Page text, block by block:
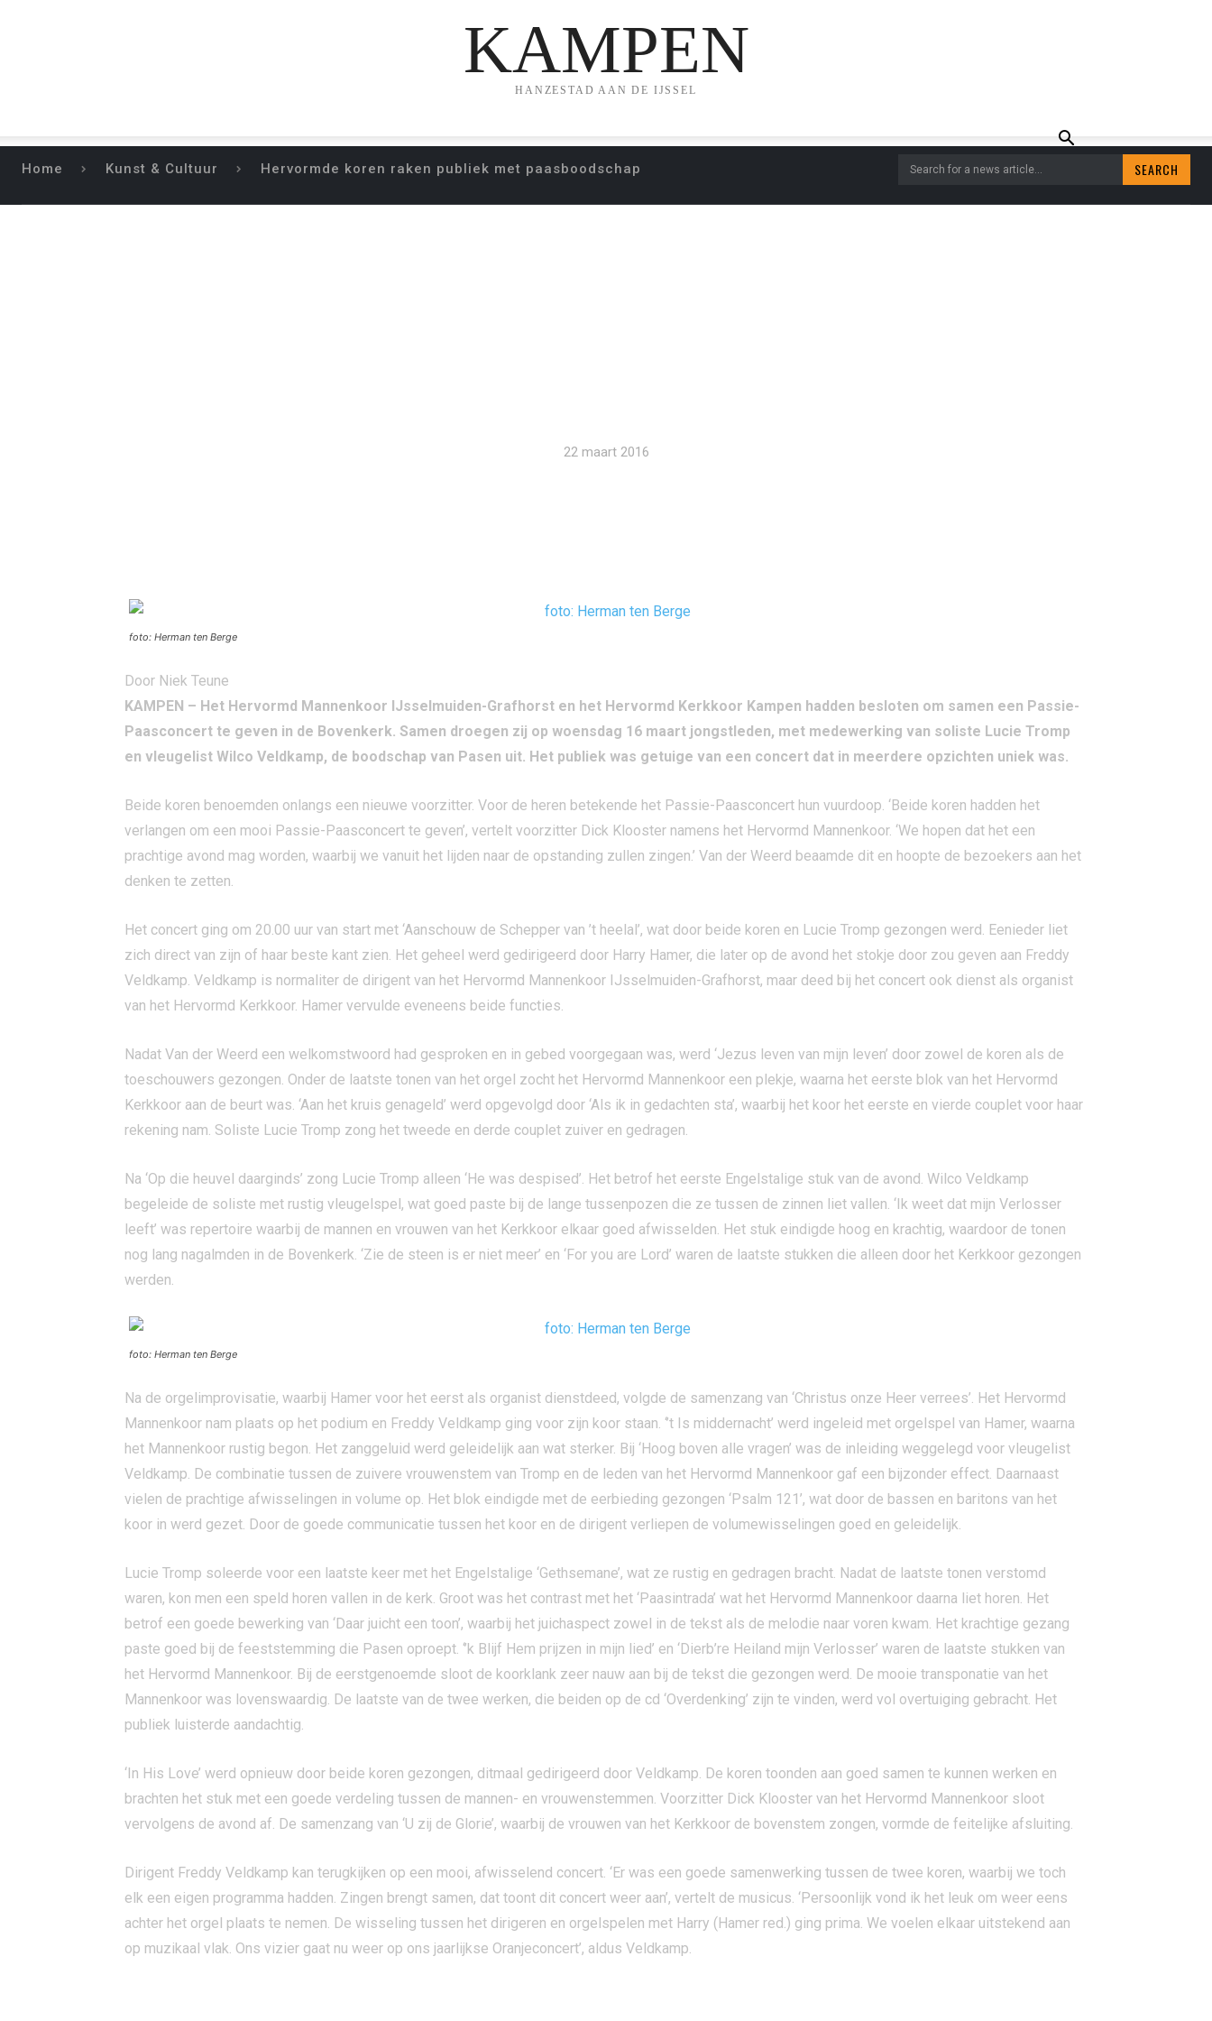
KAMPEN
HANZESTAD AAN DE IJSSEL
Home Kunst & Cultuur Hervormde koren raken publiek met paasboodschap Search for a news article... SEARCH
22 maart 2016
foto: Herman ten Berge
Door Niek Teune
KAMPEN – Het Hervormd Mannenkoor IJsselmuiden-Grafhorst en het Hervormd Kerkkoor Kampen hadden besloten om samen een Passie-
Paasconcert te geven in de Bovenkerk. Samen droegen zij op woensdag 16 maart jongstleden, met medewerking van soliste Lucie Tromp
en vleugelist Wilco Veldkamp, de boodschap van Pasen uit. Het publiek was getuige van een concert dat in meerdere opzichten uniek was.
Beide koren benoemden onlangs een nieuwe voorzitter. Voor de heren betekende het Passie-Paasconcert hun vuurdoop. ‘Beide koren hadden het
verlangen om een mooi Passie-Paasconcert te geven’, vertelt voorzitter Dick Klooster namens het Hervormd Mannenkoor. ‘We hopen dat het een
prachtige avond mag worden, waarbij we vanuit het lijden naar de opstanding zullen zingen.’ Van der Weerd beaamde dit en hoopte de bezoekers aan het
denken te zetten.
Het concert ging om 20.00 uur van start met ‘Aanschouw de Schepper van ’t heelal’, wat door beide koren en Lucie Tromp gezongen werd. Eenieder liet
zich direct van zijn of haar beste kant zien. Het geheel werd gedirigeerd door Harry Hamer, die later op de avond het stokje door zou geven aan Freddy
Veldkamp. Veldkamp is normaliter de dirigent van het Hervormd Mannenkoor IJsselmuiden-Grafhorst, maar deed bij het concert ook dienst als organist
van het Hervormd Kerkkoor. Hamer vervulde eveneens beide functies.
Nadat Van der Weerd een welkomstwoord had gesproken en in gebed voorgegaan was, werd ‘Jezus leven van mijn leven’ door zowel de koren als de
toeschouwers gezongen. Onder de laatste tonen van het orgel zocht het Hervormd Mannenkoor een plekje, waarna het eerste blok van het Hervormd
Kerkkoor aan de beurt was. ‘Aan het kruis genageld’ werd opgevolgd door ‘Als ik in gedachten sta’, waarbij het koor het eerste en vierde couplet voor haar
rekening nam. Soliste Lucie Tromp zong het tweede en derde couplet zuiver en gedragen.
Na ‘Op die heuvel daarginds’ zong Lucie Tromp alleen ‘He was despised’. Het betrof het eerste Engelstalige stuk van de avond. Wilco Veldkamp
begeleide de soliste met rustig vleugelspel, wat goed paste bij de lange tussenpozen die ze tussen de zinnen liet vallen. ‘Ik weet dat mijn Verlosser
leeft’ was repertoire waarbij de mannen en vrouwen van het Kerkkoor elkaar goed afwisselden. Het stuk eindigde hoog en krachtig, waardoor de tonen
nog lang nagalmden in de Bovenkerk. ‘Zie de steen is er niet meer’ en ‘For you are Lord’ waren de laatste stukken die alleen door het Kerkkoor gezongen
werden.
foto: Herman ten Berge
Na de orgelimprovisatie, waarbij Hamer voor het eerst als organist dienstdeed, volgde de samenzang van ‘Christus onze Heer verrees’. Het Hervormd
Mannenkoor nam plaats op het podium en Freddy Veldkamp ging voor zijn koor staan. ‘’t Is middernacht’ werd ingeleid met orgelspel van Hamer, waarna
het Mannenkoor rustig begon. Het zanggeluid werd geleidelijk aan wat sterker. Bij ‘Hoog boven alle vragen’ was de inleiding weggelegd voor vleugelist
Veldkamp. De combinatie tussen de zuivere vrouwenstem van Tromp en de leden van het Hervormd Mannenkoor gaf een bijzonder effect. Daarnaast
vielen de prachtige afwisselingen in volume op. Het blok eindigde met de eerbieding gezongen ‘Psalm 121’, wat door de bassen en baritons van het
koor in werd gezet. Door de goede communicatie tussen het koor en de dirigent verliepen de volumewisselingen goed en geleidelijk.
Lucie Tromp soleerde voor een laatste keer met het Engelstalige ‘Gethsemane’, wat ze rustig en gedragen bracht. Nadat de laatste tonen verstomd
waren, kon men een speld horen vallen in de kerk. Groot was het contrast met het ‘Paasintrada’ wat het Hervormd Mannenkoor daarna liet horen. Het
betrof een goede bewerking van ‘Daar juicht een toon’, waarbij het juichaspect zowel in de tekst als de melodie naar voren kwam. Het krachtige gezang
paste goed bij de feeststemming die Pasen oproept. ‘’k Blijf Hem prijzen in mijn lied’ en ‘Dierb’re Heiland mijn Verlosser’ waren de laatste stukken van
het Hervormd Mannenkoor. Bij de eerstgenoemde sloot de koorklank zeer nauw aan bij de tekst die gezongen werd. De mooie transponatie van het
Mannenkoor was lovenswaardig. De laatste van de twee werken, die beiden op de cd ‘Overdenking’ zijn te vinden, werd vol overtuiging gebracht. Het
publiek luisterde aandachtig.
‘In His Love’ werd opnieuw door beide koren gezongen, ditmaal gedirigeerd door Veldkamp. De koren toonden aan goed samen te kunnen werken en
brachten het stuk met een goede verdeling tussen de mannen- en vrouwenstemmen. Voorzitter Dick Klooster van het Hervormd Mannenkoor sloot
vervolgens de avond af. De samenzang van ‘U zij de Glorie’, waarbij de vrouwen van het Kerkkoor de bovenstem zongen, vormde de feitelijke afsluiting.
Dirigent Freddy Veldkamp kan terugkijken op een mooi, afwisselend concert. ‘Er was een goede samenwerking tussen de twee koren, waarbij we toch
elk een eigen programma hadden. Zingen brengt samen, dat toont dit concert weer aan’, vertelt de musicus. ‘Persoonlijk vond ik het leuk om weer eens
achter het orgel plaats te nemen. De wisseling tussen het dirigeren en orgelspelen met Harry (Hamer red.) ging prima. We voelen elkaar uitstekend aan
op muzikaal vlak. Ons vizier gaat nu weer op ons jaarlijkse Oranjeconcert’, aldus Veldkamp.